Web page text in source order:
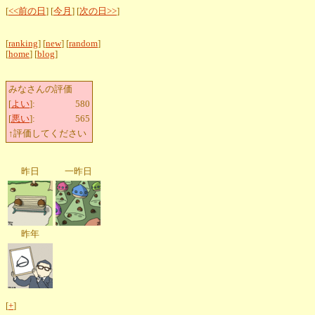
[<<前の日 ] [今月 ] [次の日>>]
[ranking] [new] [random]
[home] [blog]
みなさんの評価
[よい]:
580
[悪い]:
565
↑評価してください
昨日 一昨日
昨年
[+]